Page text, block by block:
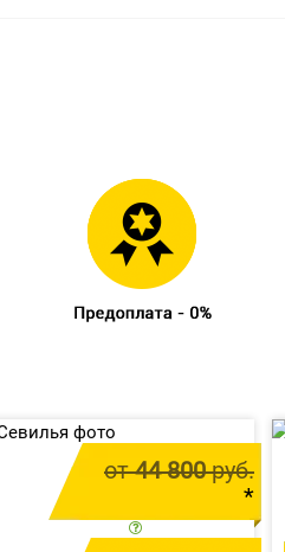
от44 800руб.
*